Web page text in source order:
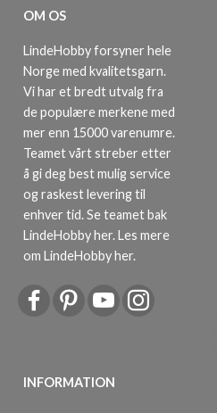
OM OS
LindeHobby forsyner hele
Norge med kvalitetsgarn.
Vi har et bredt utvalg fra
de populære merkene med
mer enn 15000 varenumre.
Teamet vårt streber etter
å gi deg best mulig service
og raskest levering til
enhver tid. Se teamet bak
LindeHobby her.Les mere
om LindeHobby her.
INFORMATION